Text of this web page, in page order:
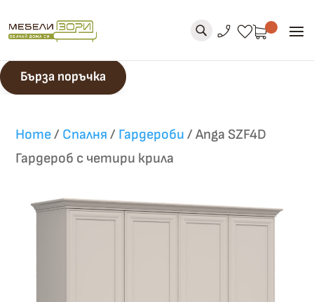
phone_enabled favorite
U
Бърза поръчка
Home/ Спалня / Гардероби /Anga SZF4D
Гардероб с четири крила